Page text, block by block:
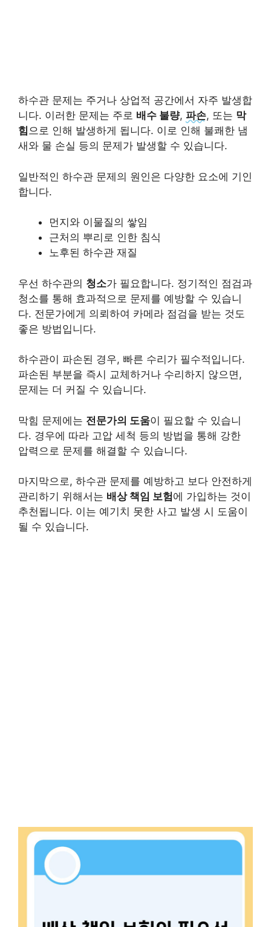
하수관 문제는 주거나 상업적 공간에서 자주 발생합
니다. 이러한 문제는 주로 배수 불량, 파손, 또는 막
힘으로 인해 발생하게 됩니다. 이로 인해 불쾌한 냄
새와 물 손실 등의 문제가 발생할 수 있습니다.
일반적인 하수관 문제의 원인은 다양한 요소에 기인
합니다.
먼지와 이물질의 쌓임
근처의 뿌리로 인한 침식
노후된 하수관 재질
우선 하수관의 청소가 필요합니다. 정기적인 점검과
청소를 통해 효과적으로 문제를 예방할 수 있습니
다. 전문가에게 의뢰하여 카메라 점검을 받는 것도
좋은 방법입니다.
하수관이 파손된 경우, 빠른 수리가 필수적입니다.
파손된 부분을 즉시 교체하거나 수리하지 않으면,
문제는 더 커질 수 있습니다.
막힘 문제에는 전문가의 도움이 필요할 수 있습니
다. 경우에 따라 고압 세척 등의 방법을 통해 강한
압력으로 문제를 해결할 수 있습니다.
마지막으로, 하수관 문제를 예방하고 보다 안전하게
관리하기 위해서는 배상 책임 보험에 가입하는 것이
추천됩니다. 이는 예기치 못한 사고 발생 시 도움이
될 수 있습니다.